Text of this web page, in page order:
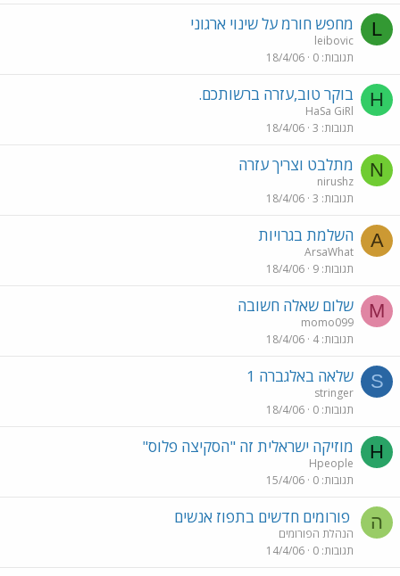
L מחפש חורמ על שינוי ארגוני
leibovic
תגובות 0
18/4/06
H בוקר טוב,עזרה ברשותכם.
HaSa GiRl
תגובות 3
18/4/06
N מתלבט וצריך עזרה
nirushz
תגובות 3
18/4/06
A השלמת בגרויות
ArsaWhat
תגובות 9
18/4/06
M שלום שאלה חשובה
momo099
תגובות 4
18/4/06
S שלאה באלגברה 1
stringer
תגובות 0
18/4/06
H מוזיקה ישראלית זה "הסקיצה פלוס"
Hpeople
תגובות 0
15/4/06
ה פורומים חדשים בתפוז אנשים
הנהלת הפורומים
תגובות 0
14/4/06